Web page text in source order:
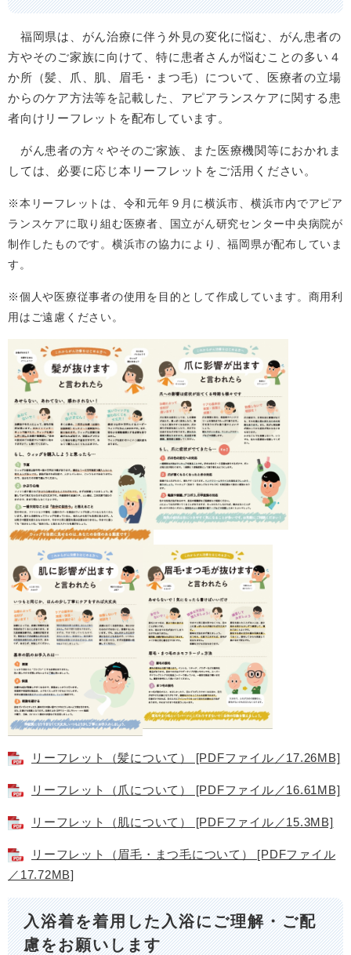
福岡県は、がん治療に伴う外見の変化に悩む、がん患者の
方やそのご家族に向けて、特に患者さんが悩むことの多い４
か所（髪、爪、肌、眉毛・まつ毛）について、医療者の立場
からのケア方法等を記載した、アピアランスケアに関する患
者向けリーフレットを配布しています。
がん患者の方々やそのご家族、また医療機関等におかれま
しては、必要に応じ本リーフレットをご活用ください。
※本リーフレットは、令和元年９月に横浜市、横浜市内でアピア
ランスケアに取り組む医療者、国立がん研究センター中央病院が
制作したものです。横浜市の協力により、福岡県が配布していま
す。
※個人や医療従事者の使用を目的として作成しています。商用利
用はご遠慮ください。
リーフレット（髪について） [PDFファイル／17.26MB]
リーフレット（爪について） [PDFファイル／16.61MB]
リーフレット（肌について） [PDFファイル／15.3MB]
リーフレット（眉毛・まつ毛について） [PDFファイル
／17.72MB]
入浴着を着用した入浴にご理解・ご配
慮をお願いします